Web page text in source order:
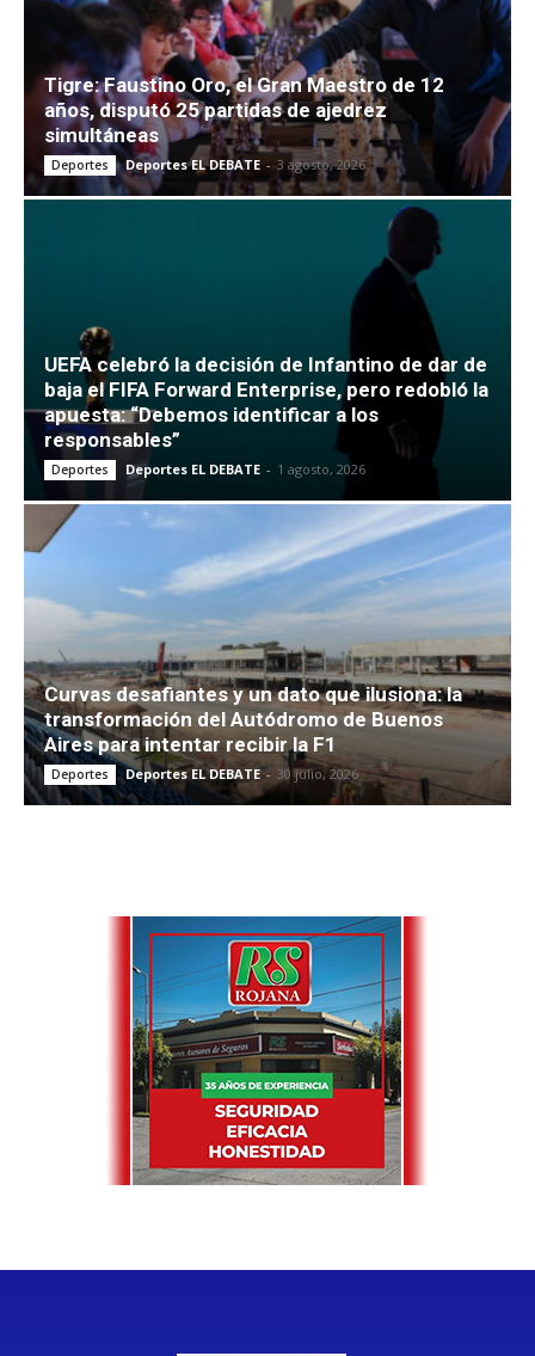
Tigre: Faustino Oro, el Gran Maestro de 12
años, disputó 25 partidas de ajedrez
simultáneas
Deportes Deportes EL DEBATE - 3 agosto, 2026
UEFA celebró la decisión de Infantino de dar de
baja el FIFA Forward Enterprise, pero redobló la
apuesta: “Debemos identificar a los
responsables”
Deportes Deportes EL DEBATE - 1 agosto, 2026
Curvas desafiantes y un dato que ilusiona: la
transformación del Autódromo de Buenos
Aires para intentar recibir la F1
Deportes Deportes EL DEBATE - 30 julio, 2026